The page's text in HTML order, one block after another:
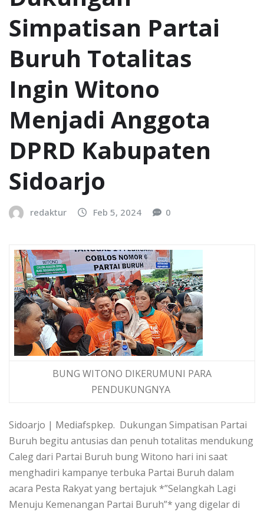
Simpatisan Partai
Buruh Totalitas
Ingin Witono
Menjadi Anggota
DPRD Kabupaten
Sidoarjo
redaktur Feb 5, 2024 0
BUNG WITONO DIKERUMUNI PARA
PENDUKUNGNYA
Sidoarjo | Mediafspkep. Dukungan Simpatisan Partai
Buruh begitu antusias dan penuh totalitas mendukung
Caleg dari Partai Buruh bung Witono hari ini saat
menghadiri kampanye terbuka Partai Buruh dalam
acara Pesta Rakyat yang bertajuk *”Selangkah Lagi
Menuju Kemenangan Partai Buruh”* yang digelar di